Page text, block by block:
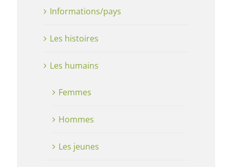
Informations/pays
Les histoires
Les humains
Femmes
Hommes
Les jeunes